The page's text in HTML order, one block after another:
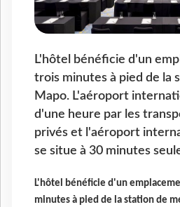
L'hôtel bénéficie d'un
trois minutes à pied de la
Mapo. L'aéroport
d'une heure par les
privés et l'aéroport
se situe à 30 minutes
L'hôtel bénéficie d'un
minutes à pied de la station de